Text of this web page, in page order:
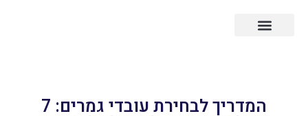
סמן כותרות המדריך לבחירת עובדי גמרים: 7